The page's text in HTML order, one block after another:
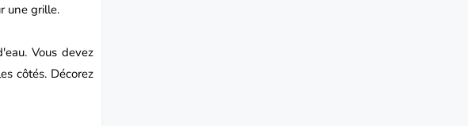
une grille.
Vous devez
côtés. Décorez